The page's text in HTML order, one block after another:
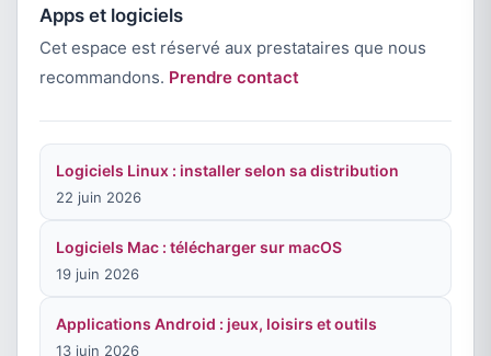
Apps et logiciels
Cet espace est réservé aux prestataires que nous
recommandons. Prendre contact
Logiciels Linux : installer selon sa distribution
22 juin 2026
Logiciels Mac : télécharger sur macOS
19 juin 2026
Applications Android : jeux, loisirs et outils
13 juin 2026